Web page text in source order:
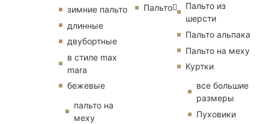
зимние пальто
длинные
двубортные
в стиле max
mara
бежевые
пальто на
меху
Пальто
Пальто из
шерсти
Пальто альпака
Пальто на меху
Куртки
все большие
размеры
Пуховики